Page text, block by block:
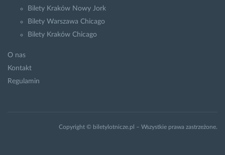
Bilety Kraków Nowy Jork
Bilety Warszawa Chicago
Bilety Kraków Chicago
O nas
Kontakt
Regulamin
Copyright © biletylotnicze.pl – Wszystkie prawa zastrzeżone.